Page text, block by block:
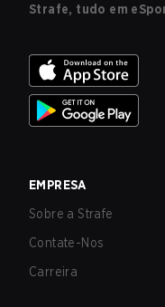
Strafe, tudo em
EMPRESA
Sobre a Strafe
Contate-Nos
Carreira